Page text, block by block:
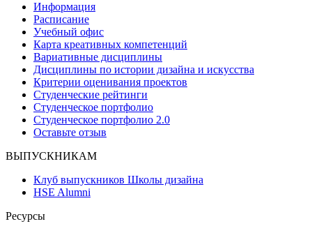
Информация
Расписание
Учебный офис
Карта креативных компетенций
Вариативные дисциплины
Дисциплины по истории дизайна и искусства
Критерии оценивания проектов
Студенческие рейтинги
Студенческое портфолио
Студенческое портфолио 2.0
Оставьте отзыв
ВЫПУСКНИКАМ
Клуб выпускников Школы дизайна
HSE Alumni
Ресурсы